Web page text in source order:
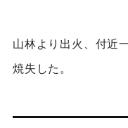
山林より出火、付近
焼失した。